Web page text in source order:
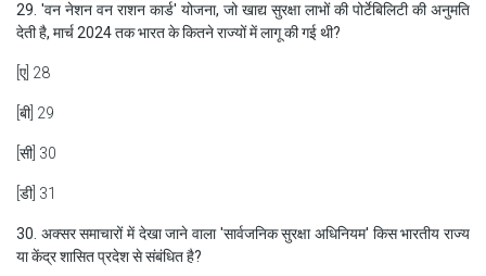
29. 'वन नेशन वन राशन कार्ड' योजना, जो खाद्य सुरक्षा लाभों की पोर्टेबिलिटी की अनुमति
देती है, मार्च 2024 तक भारत के कितने राज्यों में लागू की गई थी?
[ए] 28
[बी] 29
[सी] 30
[डी] 31
30. अक्सर समाचारों में देखा जाने वाला 'सार्वजनिक सुरक्षा अधिनियम' किस भारतीय राज्य
या केंद्र शासित प्रदेश से संबंधित है?